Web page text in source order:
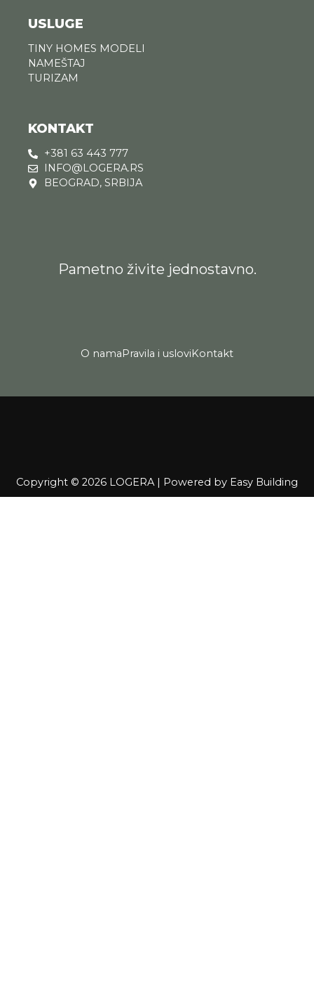
USLUGE
TINY HOMES MODELI
NAMEŠTAJ
TURIZAM
KONTAKT
+381 63 443 777
INFO@LOGERA.RS
BEOGRAD, SRBIJA
Pametno živite jednostavno.
O namaPravila i usloviKontakt
Copyright © 2026 LOGERA | Powered by Easy Building